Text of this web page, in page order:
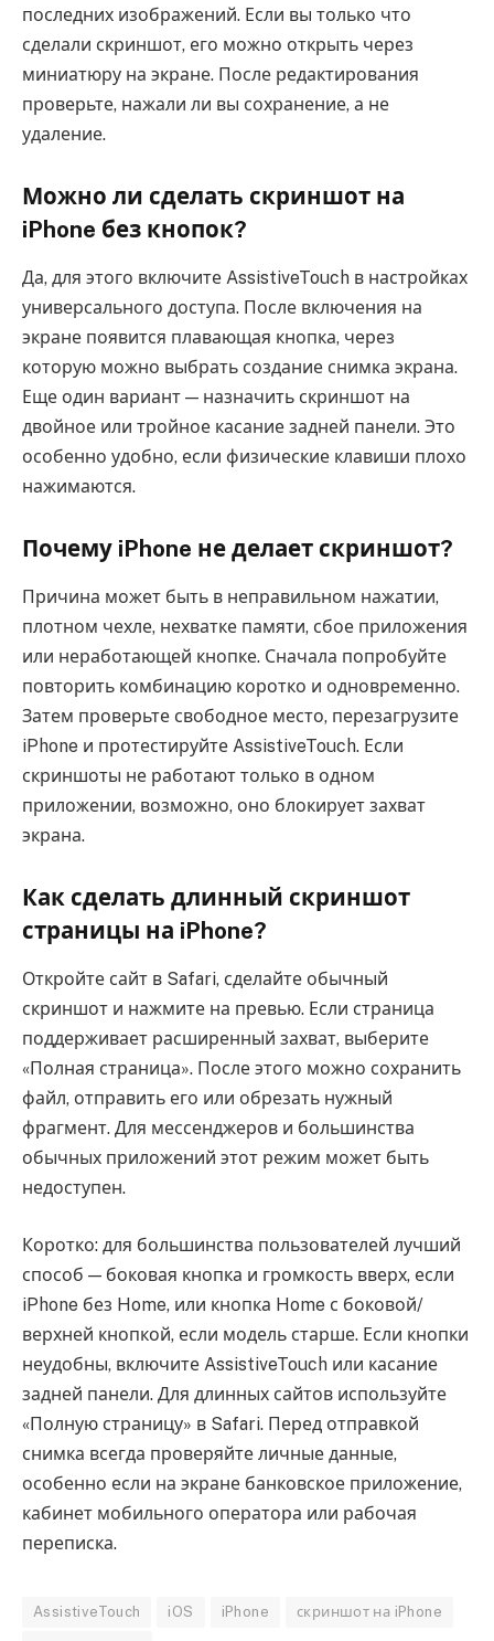
последних изображений. Если вы только что
сделали скриншот, его можно открыть через
миниатюру на экране. После редактирования
проверьте, нажали ли вы сохранение, а не
удаление.
Можно ли сделать скриншот на
iPhone без кнопок?
Да, для этого включите AssistiveTouch в настройках
универсального доступа. После включения на
экране появится плавающая кнопка, через
которую можно выбрать создание снимка экрана.
Еще один вариант — назначить скриншот на
двойное или тройное касание задней панели. Это
особенно удобно, если физические клавиши плохо
нажимаются.
Почему iPhone не делает скриншот?
Причина может быть в неправильном нажатии,
плотном чехле, нехватке памяти, сбое приложения
или неработающей кнопке. Сначала попробуйте
повторить комбинацию коротко и одновременно.
Затем проверьте свободное место, перезагрузите
iPhone и протестируйте AssistiveTouch. Если
скриншоты не работают только в одном
приложении, возможно, оно блокирует захват
экрана.
Как сделать длинный скриншот
страницы на iPhone?
Откройте сайт в Safari, сделайте обычный
скриншот и нажмите на превью. Если страница
поддерживает расширенный захват, выберите
«Полная страница». После этого можно сохранить
файл, отправить его или обрезать нужный
фрагмент. Для мессенджеров и большинства
обычных приложений этот режим может быть
недоступен.
Коротко: для большинства пользователей лучший
способ — боковая кнопка и громкость вверх, если
iPhone без Home, или кнопка Home с боковой/
верхней кнопкой, если модель старше. Если кнопки
неудобны, включите AssistiveTouch или касание
задней панели. Для длинных сайтов используйте
«Полную страницу» в Safari. Перед отправкой
снимка всегда проверяйте личные данные,
особенно если на экране банковское приложение,
кабинет мобильного оператора или рабочая
переписка.
AssistiveTouch iOS iPhone скриншот на iPhone